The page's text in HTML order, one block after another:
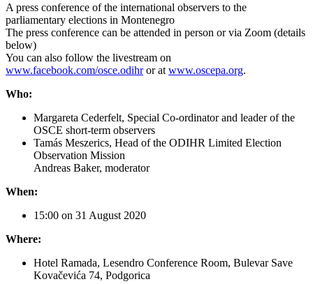
A press conference of the international observers to the
parliamentary elections in Montenegro
The press conference can be attended in person or via Zoom (details
below)
You can also follow the livestream on
www.facebook.com/osce.odihror at www.oscepa.org.
Who:
Margareta Cederfelt, Special Co-ordinator and leader of the
OSCE short-term observers
Tamás Meszerics, Head of the ODIHR Limited Election
Observation Mission
Andreas Baker, moderator
When:
15:00 on 31 August 2020
Where:
Hotel Ramada, Lesendro Conference Room, Bulevar Save
Kovačevića 74, Podgorica